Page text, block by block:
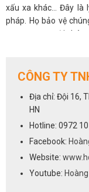
xấu xa khác... Đây là
pháp. Họ bảo vệ
trong con người
Tứ Đại Thiên Vương
trắng xám....Tứ Đại
lớn nhỏ khác nhau
từng cá nhân. Để
hotline0972 101 656
CÔNG TY
Địa chỉ: Đội 16,
HN
Hotline: 0972
Facebook:
Website:
Youtube: